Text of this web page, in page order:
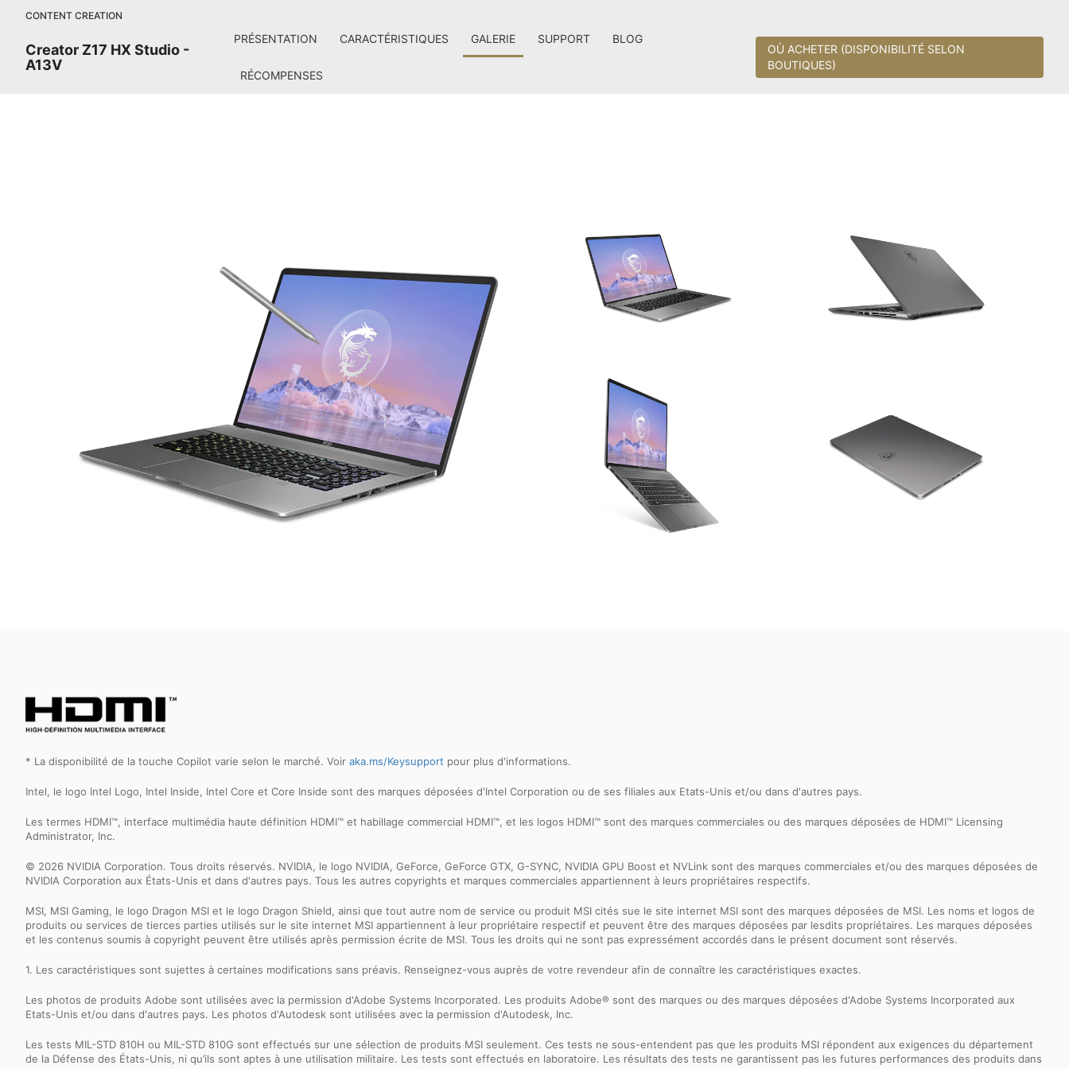
CONTENT CREATION
Creator Z17 HX Studio -
A13V
PRÉSENTATION CARACTÉRISTIQUES GALERIE SUPPORT BLOG
RÉCOMPENSES
OÙ ACHETER (DISPONIBILITÉ SELON
BOUTIQUES)
* La disponibilité de la touche Copilot varie selon le marché. Voir aka.ms/Keysupport pour plus d'informations.
Intel, le logo Intel Logo, Intel Inside, Intel Core et Core Inside sont des marques déposées d'Intel Corporation ou de ses filiales aux Etats-Unis et/ou dans d'autres pays.
Les termes HDMI™, interface multimédia haute définition HDMI™ et habillage commercial HDMI™, et les logos HDMI™ sont des marques commerciales ou des marques déposées de HDMI™ Licensing
Administrator, Inc.
© 2026 NVIDIA Corporation. Tous droits réservés. NVIDIA, le logo NVIDIA, GeForce, GeForce GTX, G-SYNC, NVIDIA GPU Boost et NVLink sont des marques commerciales et/ou des marques déposées de
NVIDIA Corporation aux États-Unis et dans d'autres pays. Tous les autres copyrights et marques commerciales appartiennent à leurs propriétaires respectifs.
MSI, MSI Gaming, le logo Dragon MSI et le logo Dragon Shield, ainsi que tout autre nom de service ou produit MSI cités sue le site internet MSI sont des marques déposées de MSI. Les noms et logos de
produits ou services de tierces parties utilisés sur le site internet MSI appartiennent à leur propriétaire respectif et peuvent être des marques déposées par lesdits propriétaires. Les marques déposées
et les contenus soumis à copyright peuvent être utilisés après permission écrite de MSI. Tous les droits qui ne sont pas expressément accordés dans le présent document sont réservés.
1. Les caractéristiques sont sujettes à certaines modifications sans préavis. Renseignez-vous auprès de votre revendeur afin de connaître les caractéristiques exactes.
Les photos de produits Adobe sont utilisées avec la permission d'Adobe Systems Incorporated. Les produits Adobe® sont des marques ou des marques déposées d'Adobe Systems Incorporated aux
Etats-Unis et/ou dans d'autres pays. Les photos d'Autodesk sont utilisées avec la permission d'Autodesk, Inc.
Les tests MIL-STD 810H ou MIL-STD 810G sont effectués sur une sélection de produits MSI seulement. Ces tests ne sous-entendent pas que les produits MSI répondent aux exigences du département
de la Défense des États-Unis, ni qu’ils sont aptes à une utilisation militaire. Les tests sont effectués en laboratoire. Les résultats des tests ne garantissent pas les futures performances des produits dans